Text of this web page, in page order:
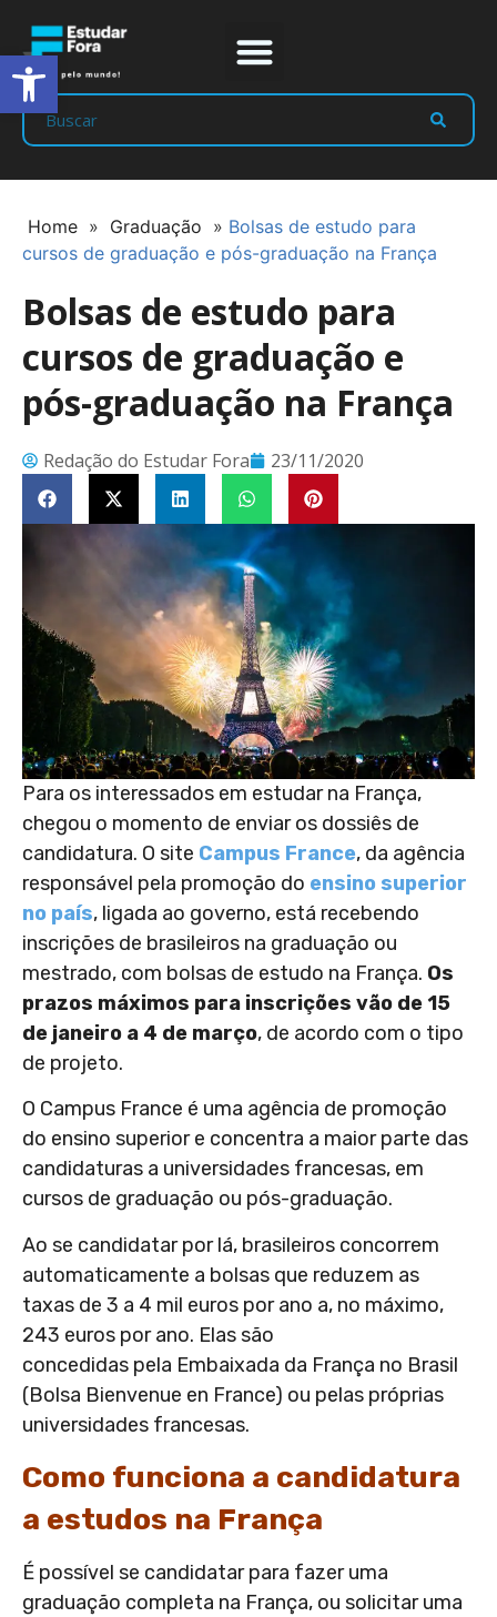
Home » Graduação » Bolsas de estudo para
cursos de graduação e pós-graduação na França
Bolsas de estudo para
cursos de graduação e
pós-graduação na França
Redação do Estudar Fora 23/11/2020
Para os interessados em estudar na França,
chegou o momento de enviar os dossiês de
candidatura. O site Campus France, da agência
responsável pela promoção do ensino superior
no país, ligada ao governo, está recebendo
inscrições de brasileiros na graduação ou
mestrado, com bolsas de estudo na França. Os
prazos máximos para inscrições vão de 15
de janeiro a 4 de março, de acordo com o tipo
de projeto.
O Campus France é uma agência de promoção
do ensino superior e concentra a maior parte das
candidaturas a universidades francesas, em
cursos de graduação ou pós-graduação.
Ao se candidatar por lá, brasileiros concorrem
automaticamente a bolsas que reduzem as
taxas de 3 a 4 mil euros por ano a, no máximo,
243 euros por ano. Elas são
concedidas pela Embaixada da França no Brasil
(Bolsa Bienvenue en France) ou pelas próprias
universidades francesas.
Como funciona a candidatura
a estudos na França
É possível se candidatar para fazer uma
graduação completa na França, ou solicitar uma
Abrir a barra de ferramentas